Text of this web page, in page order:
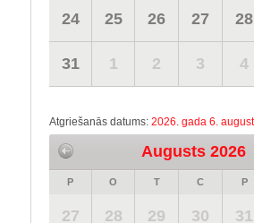
24 25 26 27 28
31 1 2 3 4
Atgriešanās datums: 2026. gada 6.
Augusts 2026
P O T C P
27 28 29 30 31